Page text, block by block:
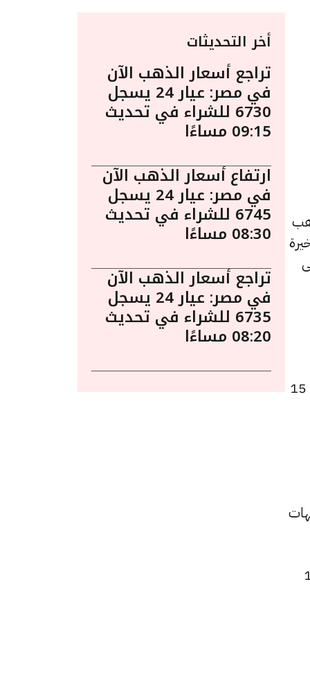
يُعد الذهب
كما سجل سعر عيار 21 انخفاضًا ليصل إلى 6975 جنيهًا للبيع و6925 جنيهًا للشراء، منخفضًا بقيمة 15
جنيهًا للشراء، بتراجعًا قيمته 10 جنيهات
قدره 120
أخر التحديثات
تراجع أسعار الذهب الآن
في مصر: عيار 24 يسجل
6730 للشراء في تحديث
09:15 مساءًا
ارتفاع أسعار الذهب الآن
في مصر: عيار 24 يسجل
6745 للشراء في تحديث
08:30 مساءًا
تراجع أسعار الذهب الآن
في مصر: عيار 24 يسجل
6735 للشراء في تحديث
08:20 مساءًا